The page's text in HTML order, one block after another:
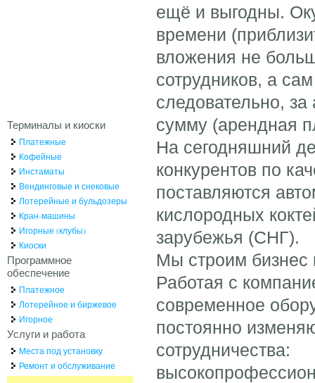
ещё и выгодны.
времени
вложения не
сотрудников, а
следовательно,
сумму (арендная
На сегодняшний
конкурентов по
поставляются
кислородных
зарубежья (СНГ).
Мы строим бизнес
Работая с
современное
постоянно
сотрудничества:
Терминалы и киоски
Платежные
Кофейные
Инстаматы
Вендинговые и снековые
Лотерейные и бульдозеры
Кран-машины
Игорные (клубы)
Киоски
Программное
обеспечение
Платежное
Лотерейное и биржевое
Игорное
Услуги и работа
Места под установку
Ремонт и обслуживание